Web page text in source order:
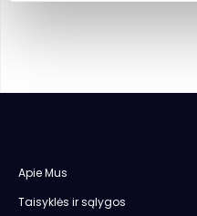
Apie Mus
Taisyklės ir sąlygos